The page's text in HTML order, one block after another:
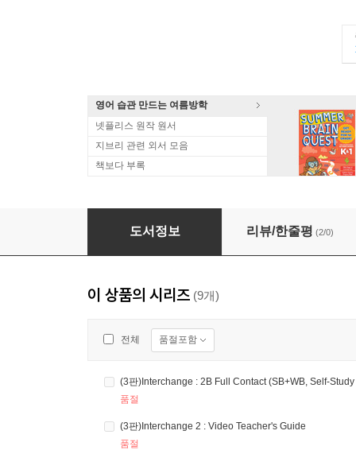
영어 습관 만드는 여름방학
넷플리스 원작 원서
지브리 관련 외서 모음
책보다 부록
(3판)Interchange Level 2 : Student's Book
도서정보 리뷰/한줄평 (2/0)
이 상품의 시리즈 (9개)
전체 품절포함
품절
(3판)Interchange 2 : Video Teacher's Guide
품절